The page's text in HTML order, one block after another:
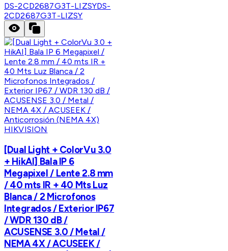
DS-2CD2687G3T-LIZSYDS-
2CD2687G3T-LIZSY
HIKVISION
[Dual Light + ColorVu 3.0
+ HikAI] Bala IP 6
Megapixel / Lente 2.8 mm
/ 40 mts IR + 40 Mts Luz
Blanca / 2 Microfonos
Integrados / Exterior IP67
/ WDR 130 dB /
ACUSENSE 3.0 / Metal /
NEMA 4X / ACUSEEK /